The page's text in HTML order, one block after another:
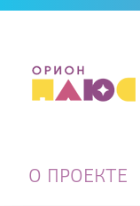
О ПРОЕКТЕ